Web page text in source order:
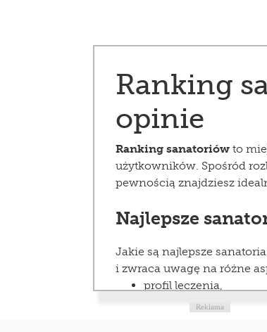
Ranking
opinie
Ranking sanatoriów to
użytkowników. Spośród
pewnością znajdziesz
Najlepsze
Jakie są najlepsze
i zwraca uwagę na różne
profil leczenia,
cena pobytu,Reklama